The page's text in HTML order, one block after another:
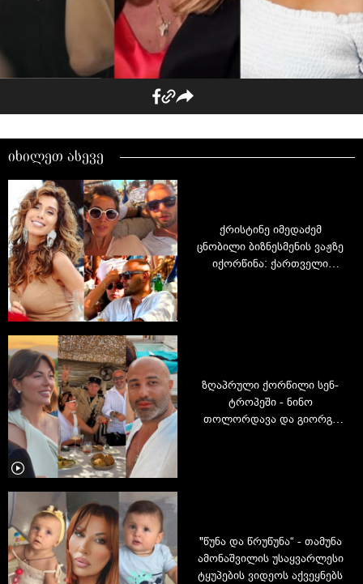
იხილეთ ასევე
ქრისტინე იმედაძემ
ცნობილი ბიზნესმენის ვაჟზე
იქორწინა: ქართველი
ზღაპრული ქორწილი სენ-
ტროპეში - ნინო
თოლორდავა და გიორგი
"წუნა და წრუწუნა“ - თამუნა
ამონაშვილის უსაყვარლესი
ტყუპების ვიდეოს აქვეყნებს